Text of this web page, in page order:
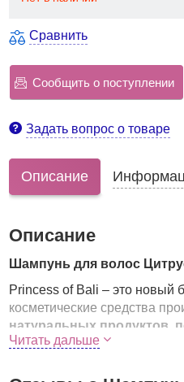
Сравнить
Сообщить о поступлении
Задать вопрос о товаре
Описание
Описание
Шампунь для волос
Princess of Bali – это новый
косметические средства
натуральных продуктов,
собранных и
Читать дальше